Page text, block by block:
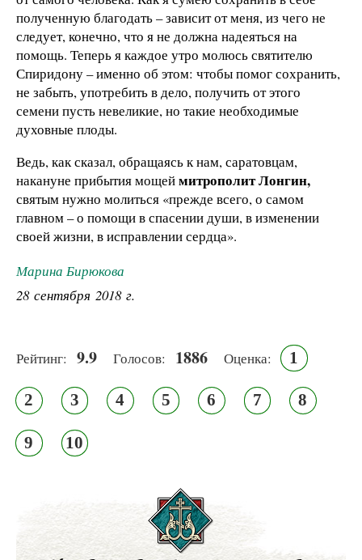
полученную благодать – зависит от меня, из чего не
следует, конечно, что я не должна надеяться на
помощь. Теперь я каждое утро молюсь святителю
Спиридону – именно об этом: чтобы помог сохранить,
не забыть, употребить в дело, получить от этого
семени пусть невеликие, но такие необходимые
духовные плоды.
Ведь, как сказал, обращаясь к нам, саратовцам,
накануне прибытия мощеймитрополит Лонгин,
святым нужно молиться «прежде всего, о самом
главном – о помощи в спасении души, в изменении
своей жизни, в исправлении сердца».
Марина Бирюкова
28 сентября 2018 г.
Рейтинг: 9.9 Голосов: 1886 Оценка: 1
2 3 4 5 6 7 8
9 10